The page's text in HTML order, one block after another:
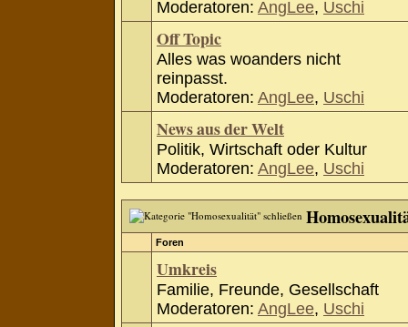
Moderatoren: AngLee, Uschi
Off Topic
Alles was woanders nicht
reinpasst.
Moderatoren: AngLee, Uschi
News aus der Welt
Politik, Wirtschaft oder Kultur
Moderatoren: AngLee, Uschi
Foren
Umkreis
Familie, Freunde, Gesellschaft
Moderatoren: AngLee, Uschi